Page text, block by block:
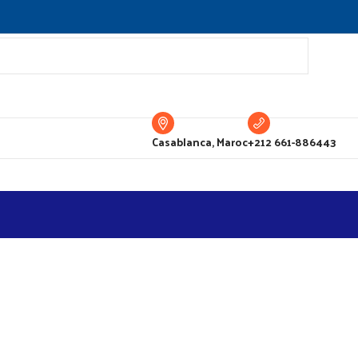
Casablanca, Maroc+212 661-886443